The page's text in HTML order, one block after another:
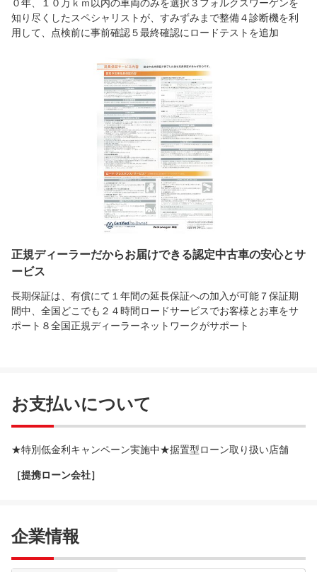
０年、１０万ｋｍ以内の車両のみを選択３フォルクスワーゲンを
知り尽くしたスペシャリストが、すみずみまで整備４診断機を利
用して、点検前に事前確認５最終確認にロードテストを追加
正規ディーラーだからお届けできる認定中古車の安心とサ
ービス
長期保証は、有償にて１年間の延長保証への加入が可能７保証期
間中、全国どこでも２４時間ロードサービスでお客様とお車をサ
ポート８全国正規ディーラーネットワークがサポート
お支払いについて
★特別低金利キャンペーン実施中★据置型ローン取り扱い店舗
［提携ローン会社］
企業情報